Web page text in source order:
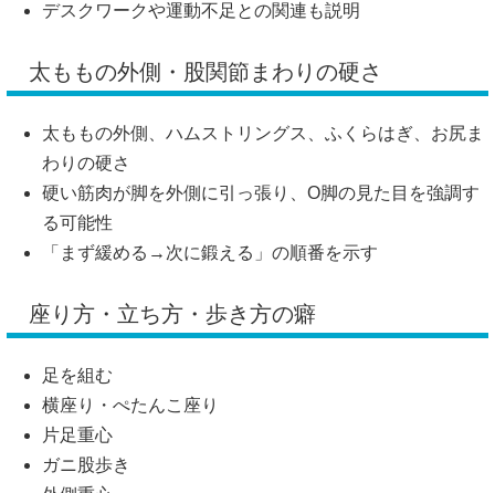
デスクワークや運動不足との関連も説明
太ももの外側・股関節まわりの硬さ
太ももの外側、ハムストリングス、ふくらはぎ、お尻ま
わりの硬さ
硬い筋肉が脚を外側に引っ張り、O脚の見た目を強調す
る可能性
「まず緩める→次に鍛える」の順番を示す
座り方・立ち方・歩き方の癖
足を組む
横座り・ぺたんこ座り
片足重心
ガニ股歩き